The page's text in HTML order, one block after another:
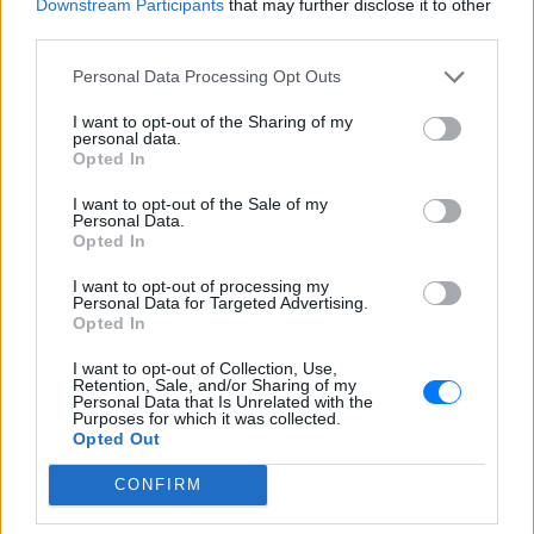
Downstream Participants that may further disclose it to other
Personal Data Processing Opt Outs
I want to opt-out of the Sharing of my
personal data.
Opted In
I want to opt-out of the Sale of my
Personal Data.
Opted In
I want to opt-out of processing my
Personal Data for Targeted Advertising.
Opted In
I want to opt-out of Collection, Use,
Retention, Sale, and/or Sharing of my
Personal Data that Is Unrelated with the
Purposes for which it was collected.
Opted Out
CONFIRM
ΔΕΙΤΕ ΕΠΙΣΗΣ
ΣΤΗΝ ΙΔΙΑ ΚΑΤΗΓΟΡΙΑ
Η κωμωδία που σατίρισε τον